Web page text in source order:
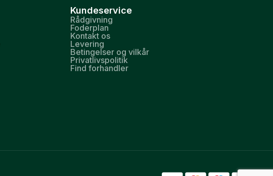
Kundeservice
Rådgivning
Foderplan
Kontakt os
Levering
Betingelser og vilkår
Privatlivspolitik
Find forhandler